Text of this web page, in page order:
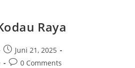
Raya
Juni 21, 2025
0 Comments